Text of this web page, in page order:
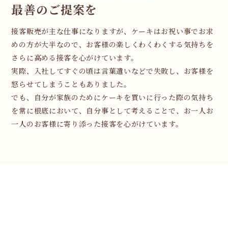
最善のご提案を
接客販売が主な仕事になりますが、ケーキはお祝い事でお求
めの方が大半なので、お客様の楽しくわくわくする気持ちを
さらに高める接客を心がけています。
実際、入社してすぐの頃は言葉遣いなどで失敗し、お客様を
怒らせてしまうこともありました。
でも、自分が家族のためにケーキを買いに行った際の気持ち
を常に根底において、自分事として考えることで、お一人お
一人のお客様に寄り添った接客を心がけています。